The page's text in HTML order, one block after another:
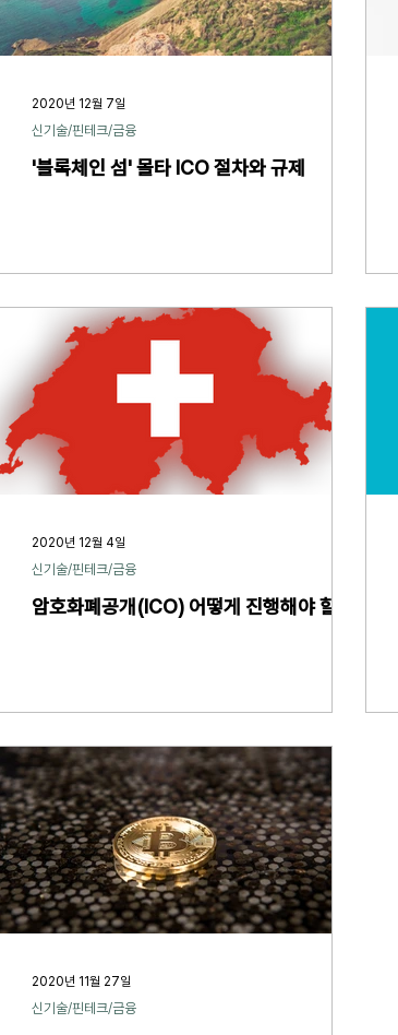
'블록체인 섬' 몰타 ICO 절차와 규제
신기술/핀테크/금융
2020년 12월 7일
암호화폐공개(ICO) 어떻게 진행해야 할까
신기술/핀테크/금융
2020년 12월 4일
신기술/핀테크/금융
2020년 11월 27일